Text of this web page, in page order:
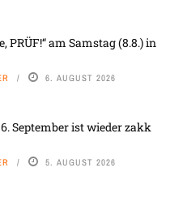
PRÜF!“ am Samstag (8.8.) in
6. AUGUST 2026
September ist wieder zakk
5. AUGUST 2026